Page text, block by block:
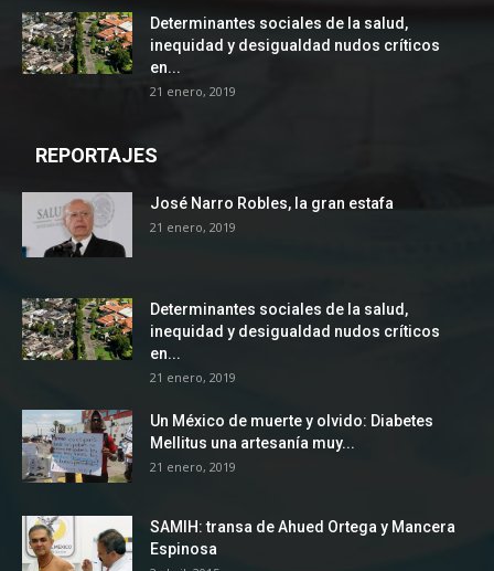
Determinantes sociales de la salud,
inequidad y desigualdad nudos críticos
en...
21 enero, 2019
REPORTAJES
José Narro Robles, la gran estafa
21 enero, 2019
Determinantes sociales de la salud,
inequidad y desigualdad nudos críticos
en...
21 enero, 2019
Un México de muerte y olvido: Diabetes
Mellitus una artesanía muy...
21 enero, 2019
SAMIH: transa de Ahued Ortega y Mancera
Espinosa